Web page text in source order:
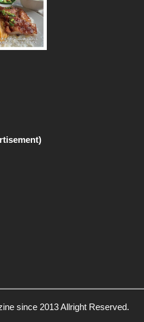
since 2013 Allright Reserved.